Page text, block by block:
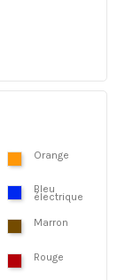
Orange
Bleu
électrique
Marron
Rouge